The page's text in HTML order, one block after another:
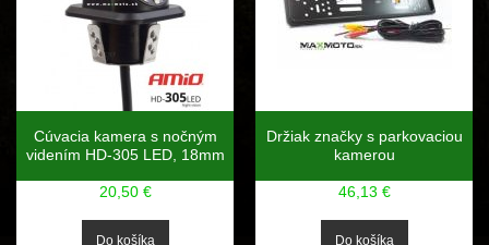
Cúvacia kamera s nočným
videním HD-305 LED, 18mm
20,50 €
Držiak značky s parkovaciou
kamerou
46,13 €